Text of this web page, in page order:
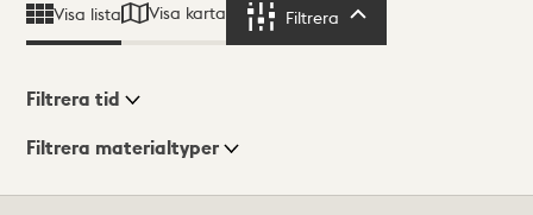
Visa lista Visa karta Filtrera
Visningsläge
Filtrera tid
Filtrera materialtyper